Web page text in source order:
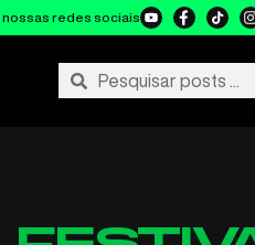
nossas redes sociais